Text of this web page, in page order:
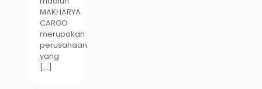
MAKHARYA
CARGO
merupakan
perusahaan
yang
[…]